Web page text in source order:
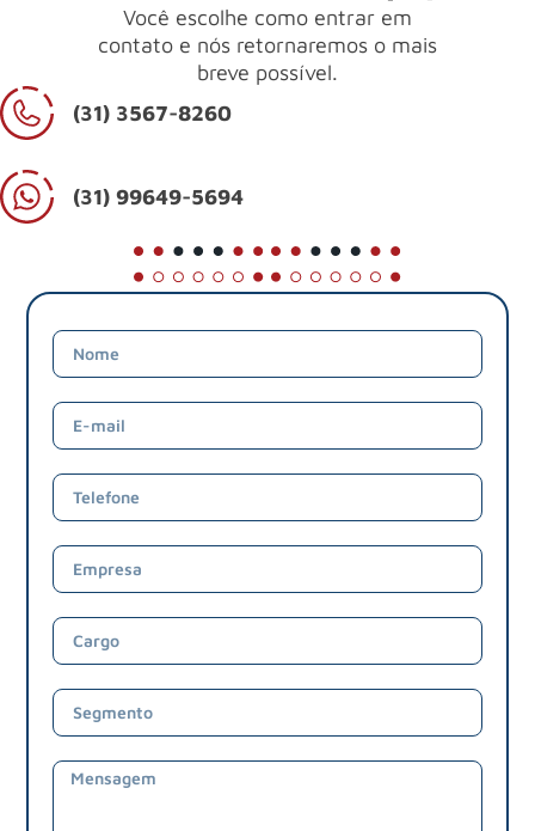
Você escolhe como entrar em
contato e nós retornaremos o mais
breve possível.
(31) 3567-8260
(31) 99649-5694